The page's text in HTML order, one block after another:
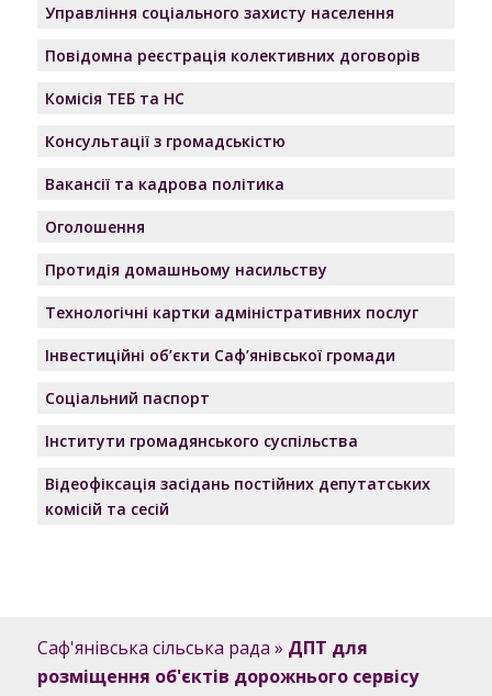
Управління соціального захисту населення
Повідомна реєстрація колективних договорів
Комісія ТЕБ та НС
Консультації з громадськістю
Вакансії та кадрова політика
Оголошення
Протидія домашньому насильству
Технологічні картки адміністративних послуг
Інвестиційні об’єкти Саф’янівської громади
Соціальний паспорт
Інститути громадянського суспільства
Відеофіксація засідань постійних депутатських
комісій та сесій
Саф'янівська сільська рада » ДПТ для
розміщення об'єктів дорожнього сервісу